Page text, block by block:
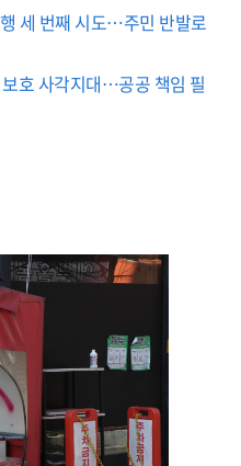
세 번째 시도…주민 반발로
호 사각지대…공공 책임 필